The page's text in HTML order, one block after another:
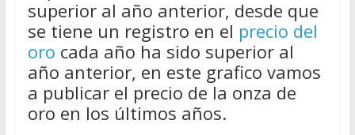
superior al año anterior, desde que
se tiene un registro en el precio del
oro cada año ha sido superior al
año anterior, en este grafico vamos
a publicar el precio de la onza de
oro en los últimos años.